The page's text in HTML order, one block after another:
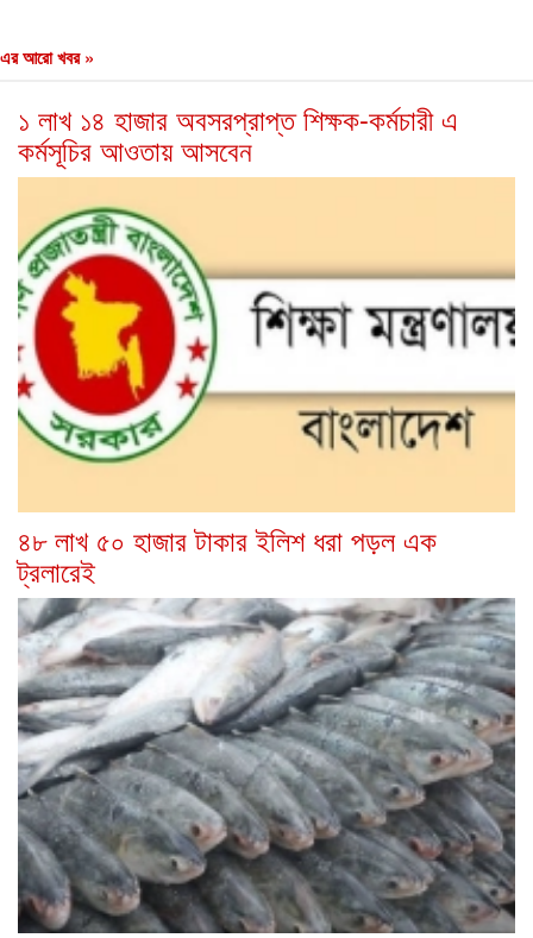
এর আরো খবর »
১ লাখ ১৪ হাজার অবসরপ্রাপ্ত শিক্ষক-কর্মচারী এ
কর্মসূচির আওতায় আসবেন
৪৮ লাখ ৫০ হাজার টাকার ইলিশ ধরা পড়ল এক
ট্রলারেই